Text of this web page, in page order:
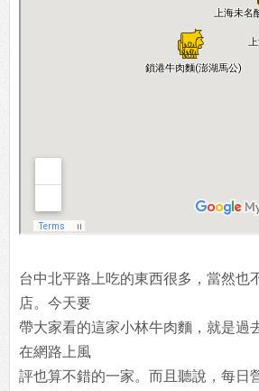
台中北平路上吃的東西很多，當然也
店。今天要
帶大家看的這家小林牛肉麵，就是過
在網路上風
評也算不錯的一家。而且聽說，每日